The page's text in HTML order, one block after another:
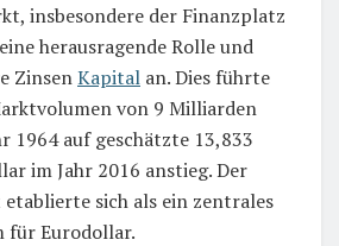
insbesondere der Finanzplatz
herausragende Rolle und
ZinsenKapital an. Dies führte
von 9 Milliarden
1964 auf geschätzte 13,833
im Jahr 2016 anstieg. Der
sich als ein zentrales
für Eurodollar.